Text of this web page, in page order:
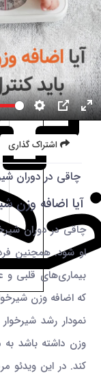
اشتراک گذاری
چاقی در دوران
آیا اضافه وزن
چاقی در دوران
او شود. همچنین
بیماری‌های قلبی
که اضافه وزن
نمودار رشد
وزن داشته باشد
کند. در این ویدئو